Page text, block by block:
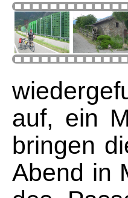
auf, ein
bringen
Abend in